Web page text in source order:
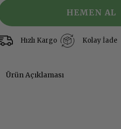
HEMEN AL
Hızlı Kargo Kolay İade
Ürün Açıklaması